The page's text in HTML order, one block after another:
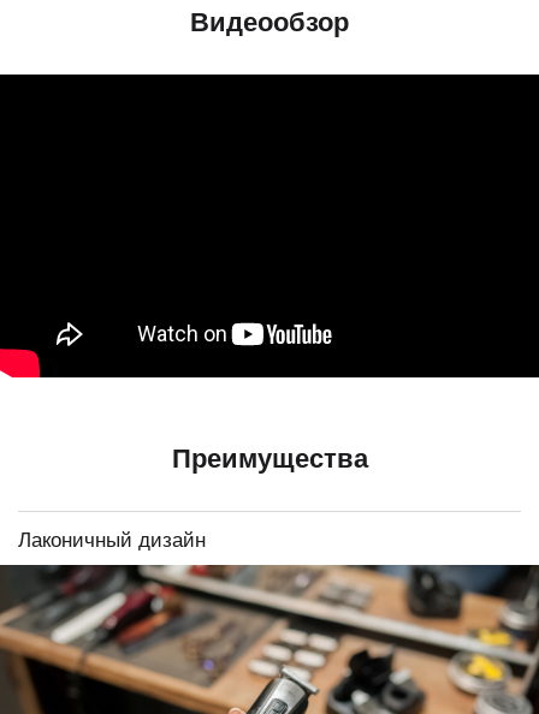
Видеообзор
Преимущества
Лаконичный дизайн